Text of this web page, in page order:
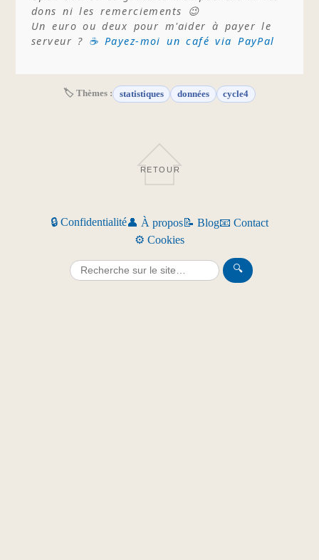
dons ni les remerciements 😉
Un euro ou deux pour m'aider à payer le
serveur ? ☕ Payez-moi un café via PayPal
🏷 Thèmes : statistiques données cycle4
RETOUR
🔒 Confidentialité👤 À propos📝 Blog📧 Contact
⚙️ Cookies
🔍